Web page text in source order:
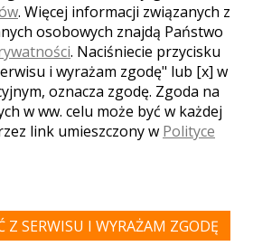
Dwór'
obiektem który gwarantuje, że na
będzie z goła inną atmosfera,
wszędzie indziej. Wesela, wszelkie
konferencje i ...
. Więcej informacji związanych z
osobowych znajdą Państwo
. Naciśniecie przycisku
i wyrażam zgodę" lub [x] w
oznacza zgodę. Zgoda na
w ww. celu może być w każdej
link umieszczony w Polityce
Z SERWISU I WYRAŻAM ZGODĘ